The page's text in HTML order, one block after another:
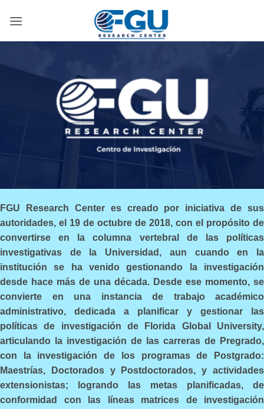
FGU Research Center es creado por iniciativa de sus
autoridades, el 19 de octubre de 2018, con el propósito de
convertirse en la columna vertebral de las políticas
investigativas de la Universidad, aun cuando en la
institución se ha venido gestionando la investigación
desde hace más de una década. Desde ese momento, se
convierte en una instancia de trabajo académico
administrativo, dedicada a planificar y gestionar las
políticas de investigación de Florida Global University,
articulando la investigación de las carreras de Pregrado,
con la investigación de los programas de Postgrado:
Maestrías, Doctorados y Postdoctorados, y actividades
extensionistas; logrando las metas planificadas, de
conformidad con las líneas matrices de investigación